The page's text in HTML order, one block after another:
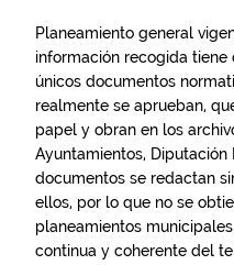
Planeamiento general
información recogida
únicos documentos
realmente se aprueban,
papel y obran en los
Ayuntamientos, Diputación
documentos se redactan
ellos, por lo que no se
planeamientos
continua y coherente del